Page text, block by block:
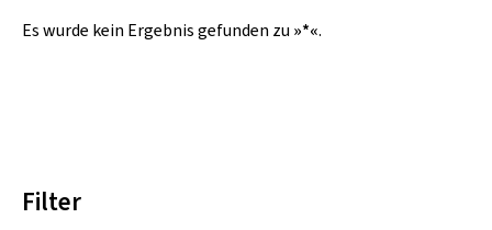
Es wurde kein Ergebnis gefunden zu »*«.
Filter